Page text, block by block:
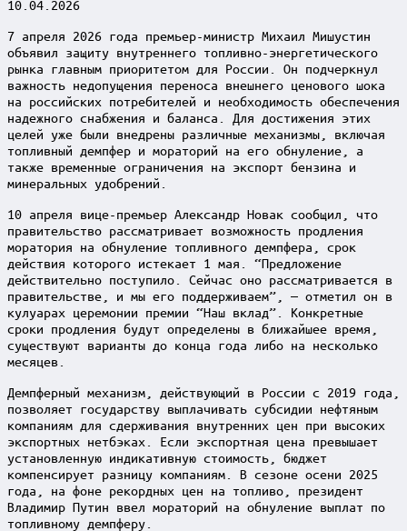
10.04.2026
7 апреля 2026 года премьер-министр Михаил Мишустин
объявил защиту внутреннего топливно-энергетического
рынка главным приоритетом для России. Он подчеркнул
важность недопущения переноса внешнего ценового шока
на российских потребителей и необходимость обеспечения
надежного снабжения и баланса. Для достижения этих
целей уже были внедрены различные механизмы, включая
топливный демпфер и мораторий на его обнуление, а
также временные ограничения на экспорт бензина и
минеральных удобрений.
10 апреля вице-премьер Александр Новак сообщил, что
правительство рассматривает возможность продления
моратория на обнуление топливного демпфера, срок
действия которого истекает 1 мая. “Предложение
действительно поступило. Сейчас оно рассматривается в
правительстве, и мы его поддерживаем”, — отметил он в
кулуарах церемонии премии “Наш вклад”. Конкретные
сроки продления будут определены в ближайшее время,
существуют варианты до конца года либо на несколько
месяцев.
Демпферный механизм, действующий в России с 2019 года,
позволяет государству выплачивать субсидии нефтяным
компаниям для сдерживания внутренних цен при высоких
экспортных нетбэках. Если экспортная цена превышает
установленную индикативную стоимость, бюджет
компенсирует разницу компаниям. В сезоне осени 2025
года, на фоне рекордных цен на топливо, президент
Владимир Путин ввел мораторий на обнуление выплат по
топливному демпферу.